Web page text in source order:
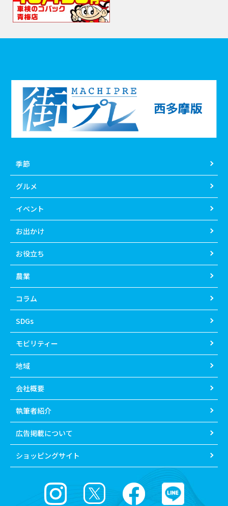
季節
グルメ
イベント
お出かけ
お役立ち
農業
コラム
SDGs
モビリティー
地域
会社概要
執筆者紹介
広告掲載について
ショッピングサイト